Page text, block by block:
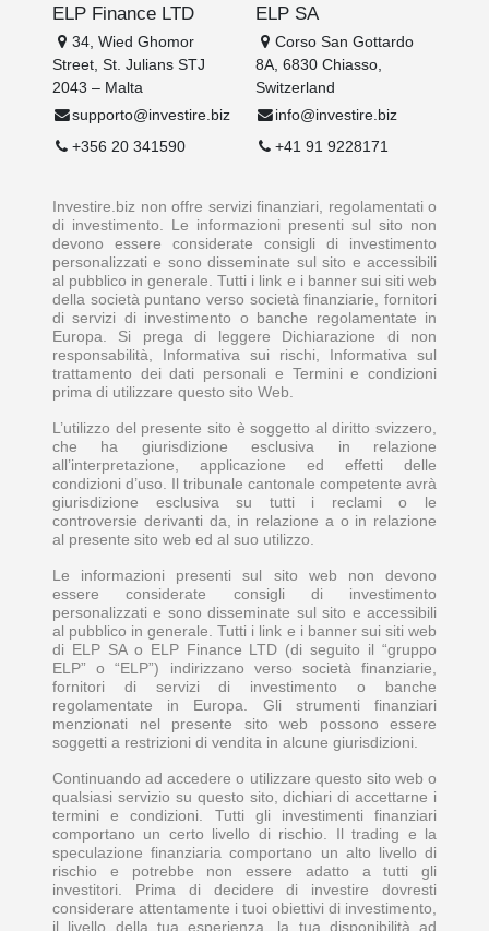
ELP Finance LTD
34, Wied Ghomor
Street, St. Julians STJ
2043 – Malta
supporto@investire.biz
+356 20 341590
ELP SA
Corso San Gottardo
8A, 6830 Chiasso,
Switzerland
info@investire.biz
+41 91 9228171
Investire.biz non offre servizi finanziari, regolamentati o
di investimento. Le informazioni presenti sul sito non
devono essere considerate consigli di investimento
personalizzati e sono disseminate sul sito e accessibili
al pubblico in generale. Tutti i link e i banner sui siti web
della società puntano verso società finanziarie, fornitori
di servizi di investimento o banche regolamentate in
Europa. Si prega di leggere Dichiarazione di non
responsabilità, Informativa sui rischi, Informativa sul
trattamento dei dati personali e Termini e condizioni
prima di utilizzare questo sito Web.
L’utilizzo del presente sito è soggetto al diritto svizzero,
che ha giurisdizione esclusiva in relazione
all’interpretazione, applicazione ed effetti delle
condizioni d’uso. Il tribunale cantonale competente avrà
giurisdizione esclusiva su tutti i reclami o le
controversie derivanti da, in relazione a o in relazione
al presente sito web ed al suo utilizzo.
Le informazioni presenti sul sito web non devono
essere considerate consigli di investimento
personalizzati e sono disseminate sul sito e accessibili
al pubblico in generale. Tutti i link e i banner sui siti web
di ELP SA o ELP Finance LTD (di seguito il “gruppo
ELP” o “ELP”) indirizzano verso società finanziarie,
fornitori di servizi di investimento o banche
regolamentate in Europa. Gli strumenti finanziari
menzionati nel presente sito web possono essere
soggetti a restrizioni di vendita in alcune giurisdizioni.
Continuando ad accedere o utilizzare questo sito web o
qualsiasi servizio su questo sito, dichiari di accettarne i
termini e condizioni. Tutti gli investimenti finanziari
comportano un certo livello di rischio. Il trading e la
speculazione finanziaria comportano un alto livello di
rischio e potrebbe non essere adatto a tutti gli
investitori. Prima di decidere di investire dovresti
considerare attentamente i tuoi obiettivi di investimento,
il livello della tua esperienza, la tua disponibilità ad